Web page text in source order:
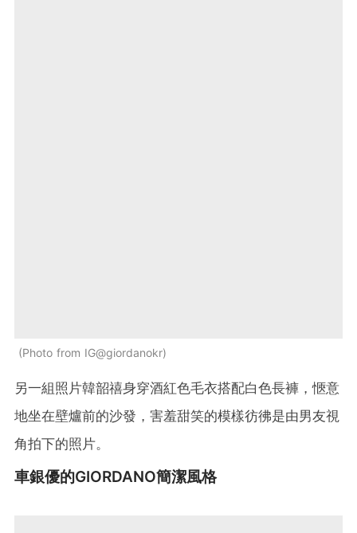
Photo from IG@giordanokr
另一組照片韓韶禧身穿酒紅色毛衣搭配白色長褲，愜意
地坐在壁爐前的沙發，害羞甜笑的模樣彷彿是由男友視
角拍下的照片。
車銀優的GIORDANO簡潔風格